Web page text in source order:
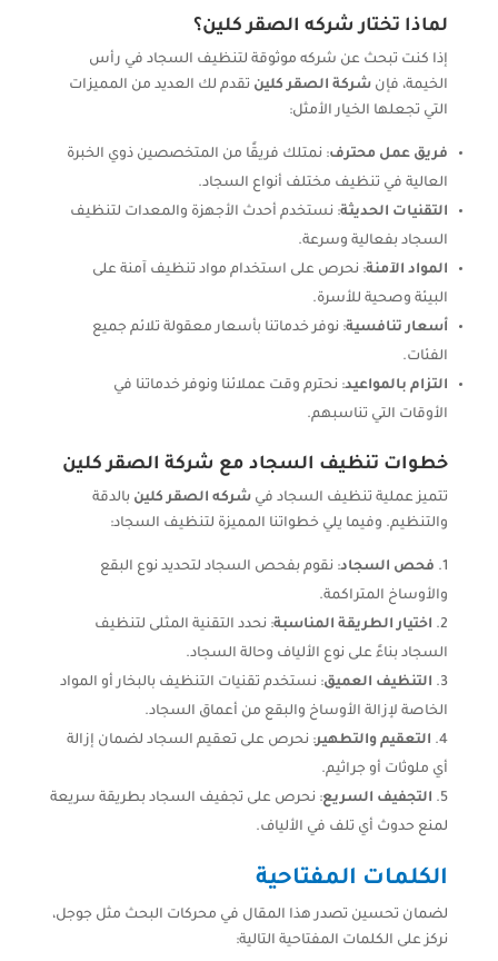
لماذا تختار شركه الصقر كلين؟
إذا كنت تبحث عن شركه موثوقة لتنظيف السجاد في رأس
الخيمة، فإن شركة الصقر كلين تقدم لك العديد من المميزات
التي تجعلها الخيار الأمثل:
فريق عمل محترف: نمتلك فريقًا من المتخصصين ذوي الخبرة
العالية في تنظيف مختلف أنواع السجاد.
التقنيات الحديثة: نستخدم أحدث الأجهزة والمعدات لتنظيف
السجاد بفعالية وسرعة.
المواد الآمنة: نحرص على استخدام مواد تنظيف آمنة على
البيئة وصحية للأسرة.
أسعار تنافسية: نوفر خدماتنا بأسعار معقولة تلائم جميع
الفئات.
التزام بالمواعيد: نحترم وقت عملائنا ونوفر خدماتنا في
الأوقات التي تناسبهم.
خطوات تنظيف السجاد مع شركة الصقر كلين
تتميز عملية تنظيف السجاد في شركه الصقر كلين بالدقة
والتنظيم. وفيما يلي خطواتنا المميزة لتنظيف السجاد:
فحص السجاد: نقوم بفحص السجاد لتحديد نوع البقع
والأوساخ المتراكمة.
اختيار الطريقة المناسبة: نحدد التقنية المثلى لتنظيف
السجاد بناءً على نوع الألياف وحالة السجاد.
التنظيف العميق: نستخدم تقنيات التنظيف بالبخار أو المواد
الخاصة لإزالة الأوساخ والبقع من أعماق السجاد.
التعقيم والتطهير: نحرص على تعقيم السجاد لضمان إزالة
أي ملوثات أو جراثيم.
التجفيف السريع: نحرص على تجفيف السجاد بطريقة سريعة
لمنع حدوث أي تلف في الألياف.
الكلمات المفتاحية
لضمان تحسين تصدر هذا المقال في محركات البحث مثل جوجل،
نركز على الكلمات المفتاحية التالية: